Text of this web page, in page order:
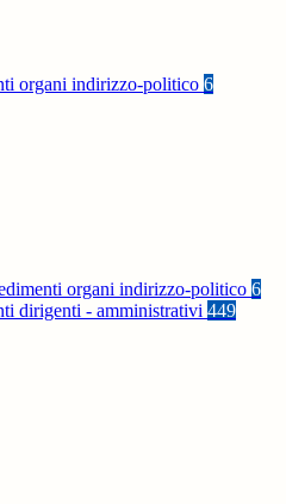
organi indirizzo-politico 6
organi indirizzo-politico 6
dirigenti - amministrativi 449